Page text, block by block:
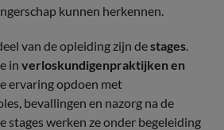
kunnen herkennen.
van de opleiding zijn destages.
in verloskundigenpraktijken en
ervaring opdoen met
bevallingen en nazorg na de
stages werken ze onder begeleiding